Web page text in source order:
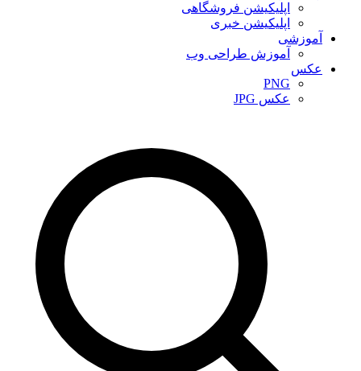
اپلیکیشن فروشگاهی
اپلیکیشن خبری
آموزشی
آموزش طراحی وب
عکس
PNG
عکس JPG